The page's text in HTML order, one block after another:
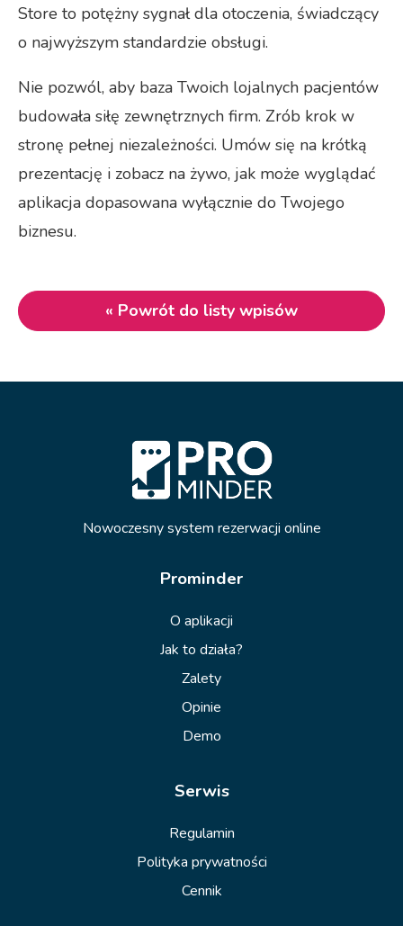
Store to potężny sygnał dla otoczenia, świadczący
o najwyższym standardzie obsługi.
Nie pozwól, aby baza Twoich lojalnych pacjentów
budowała siłę zewnętrznych firm. Zrób krok w
stronę pełnej niezależności. Umów się na krótką
prezentację i zobacz na żywo, jak może wyglądać
aplikacja dopasowana wyłącznie do Twojego
biznesu.
« Powrót do listy wpisów
Nowoczesny system rezerwacji online
Prominder
O aplikacji
Jak to działa?
Zalety
Opinie
Demo
Serwis
Regulamin
Polityka prywatności
Cennik